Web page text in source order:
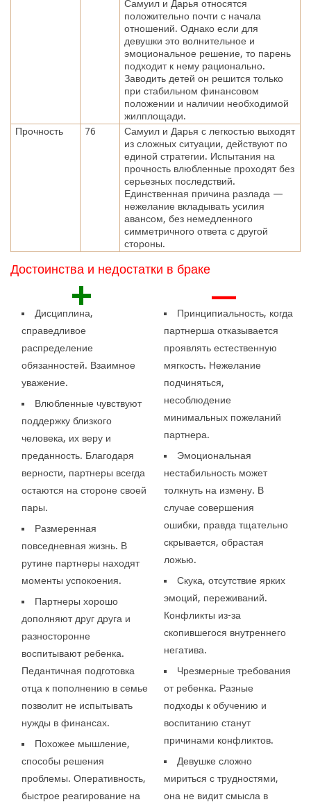
Самуил и Дарья относятся
положительно почти с начала
отношений. Однако если для
девушки это волнительное и
эмоциональное решение, то парень
подходит к нему рационально.
Заводить детей он решится только
при стабильном финансовом
положении и наличии необходимой
жилплощади.
Прочность
76
Самуил и Дарья с легкостью выходят
из сложных ситуации, действуют по
единой стратегии. Испытания на
прочность влюбленные проходят без
серьезных последствий.
Единственная причина разлада —
нежелание вкладывать усилия
авансом, без немедленного
симметричного ответа с другой
стороны.
Достоинства и недостатки в браке
+
Дисциплина,
справедливое
распределение
обязанностей. Взаимное
уважение.
Влюбленные чувствуют
поддержку близкого
человека, их веру и
преданность. Благодаря
верности, партнеры всегда
остаются на стороне своей
пары.
Размеренная
повседневная жизнь. В
рутине партнеры находят
моменты успокоения.
Партнеры хорошо
дополняют друг друга и
разносторонне
воспитывают ребенка.
Педантичная подготовка
отца к пополнению в семье
позволит не испытывать
нужды в финансах.
Похожее мышление,
способы решения
проблемы. Оперативность,
быстрое реагирование на
—
Принципиальность, когда
партнерша отказывается
проявлять естественную
мягкость. Нежелание
подчиняться,
несоблюдение
минимальных пожеланий
партнера.
Эмоциональная
нестабильность может
толкнуть на измену. В
случае совершения
ошибки, правда тщательно
скрывается, обрастая
ложью.
Скука, отсутствие ярких
эмоций, переживаний.
Конфликты из-за
скопившегося внутреннего
негатива.
Чрезмерные требования
от ребенка. Разные
подходы к обучению и
воспитанию станут
причинами конфликтов.
Девушке сложно
мириться с трудностями,
она не видит смысла в